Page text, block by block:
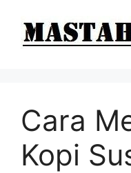
Cara
Kopi